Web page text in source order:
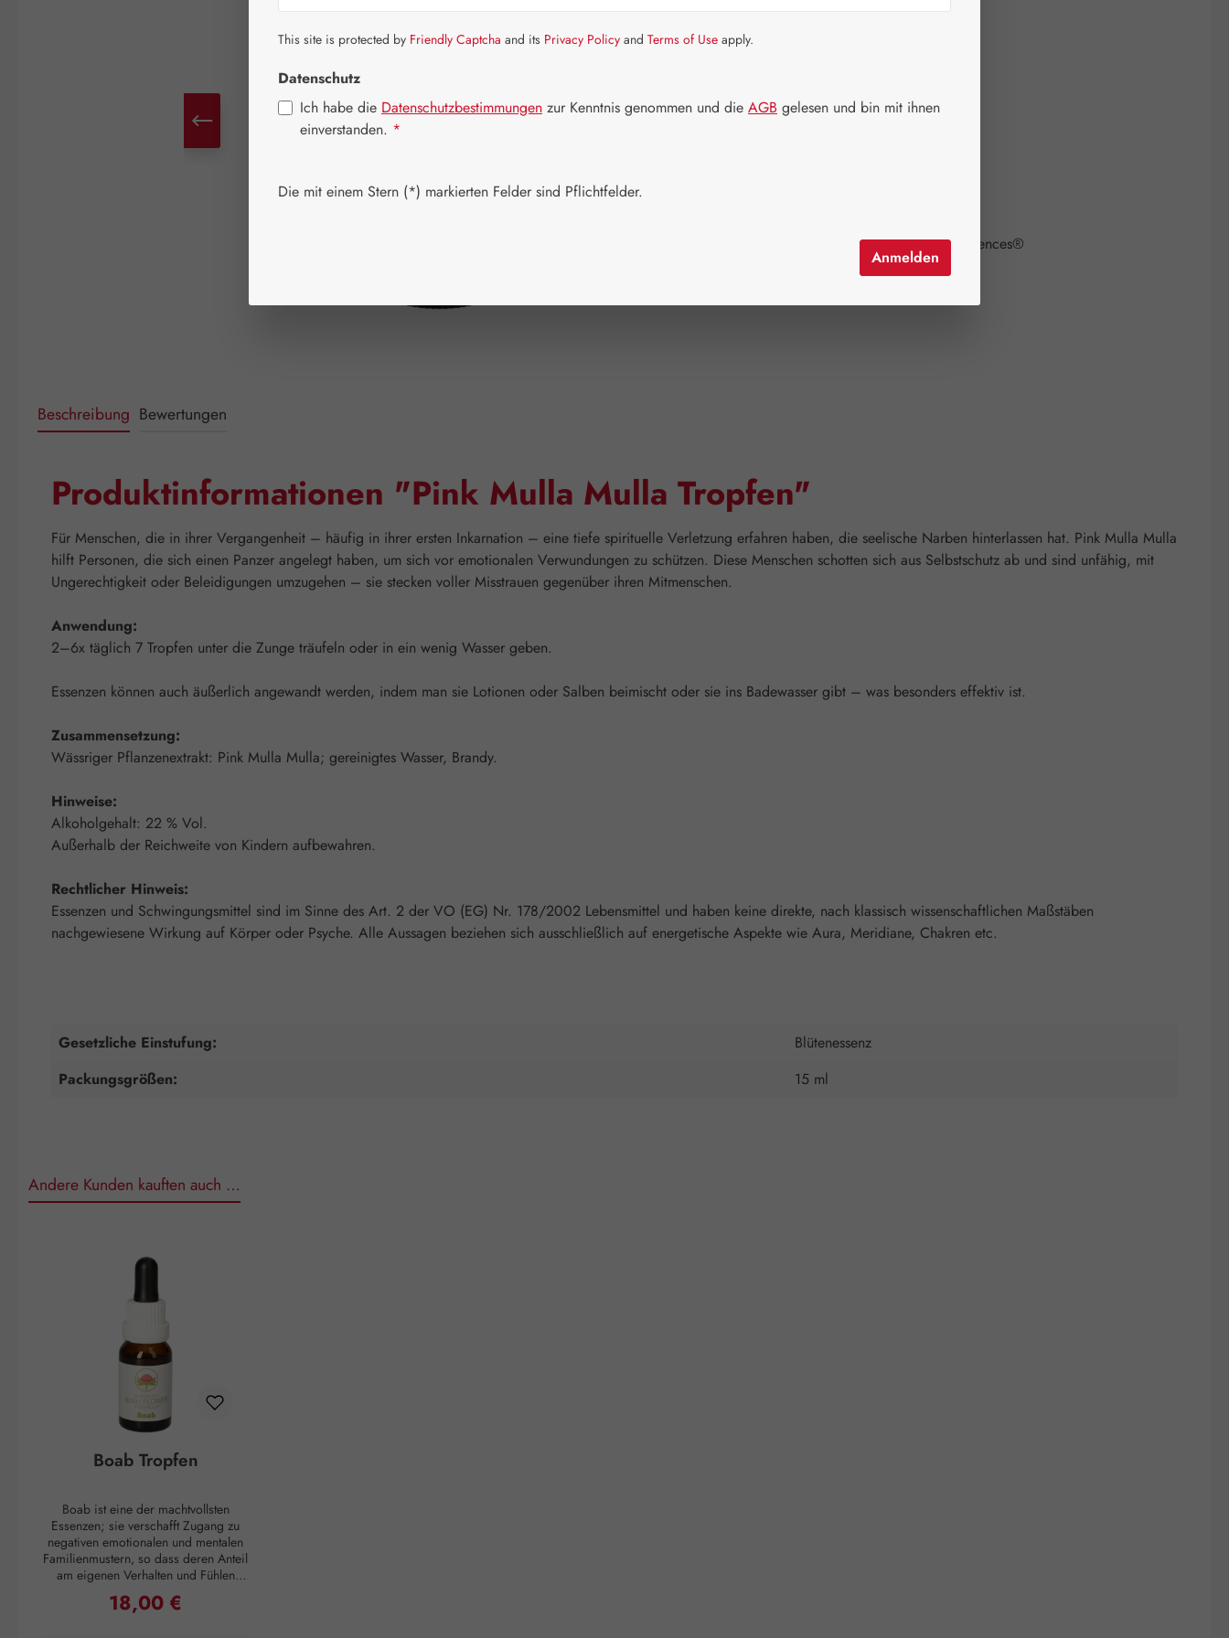
Bald wieder verfügbar!
Packungsgrößenauswählen
Australian Bush Flowers Essences®
9326922000982
Beschreibung Bewertungen
Produktinformationen "Pink Mulla Mulla Tropfen"
Für Menschen, die in ihrer Vergangenheit – häufig in ihrer ersten Inkarnation – eine tiefe spirituelle Verletzung erfahren haben, die seelische Narben hinterlassen hat. Pink Mulla Mulla
hilft Personen, die sich einen Panzer angelegt haben, um sich vor emotionalen Verwundungen zu schützen. Diese Menschen schotten sich aus Selbstschutz ab und sind unfähig, mit
Ungerechtigkeit oder Beleidigungen umzugehen – sie stecken voller Misstrauen gegenüber ihren Mitmenschen.
Anwendung:
2–6x täglich 7 Tropfen unter die Zunge träufeln oder in ein wenig Wasser geben.
Essenzen können auch äußerlich angewandt werden, indem man sie Lotionen oder Salben beimischt oder sie ins Badewasser gibt – was besonders effektiv ist.
Zusammensetzung:
Wässriger Pflanzenextrakt: Pink Mulla Mulla; gereinigtes Wasser, Brandy.
Hinweise:
Alkoholgehalt: 22 % Vol.
Außerhalb der Reichweite von Kindern aufbewahren.
Rechtlicher Hinweis:
Essenzen und Schwingungsmittel sind im Sinne des Art. 2 der VO (EG) Nr. 178/2002 Lebensmittel und haben keine direkte, nach klassisch wissenschaftlichen Maßstäben
nachgewiesene Wirkung auf Körper oder Psyche. Alle Aussagen beziehen sich ausschließlich auf energetische Aspekte wie Aura, Meridiane, Chakren etc.
Gesetzliche Einstufung:
Blütenessenz
Packungsgrößen:
15 ml
Andere Kunden kauften auch …
Boab Tropfen
Boab ist eine der machtvollsten
Essenzen; sie verschafft Zugang zu
negativen emotionalen und mentalen
Familienmustern, so dass deren Anteil
am eigenen Verhalten und Fühlen
deutlich wird. Solche Muster mitsamt
allen damit zusammenhängender
Regulärer Preis:
18,00 €
This site is protected by Friendly Captcha and its Privacy Policy and Terms of Use apply.
Datenschutz
Ich habe die Datenschutzbestimmungen zur Kenntnis genommen und die AGB gelesen und bin mit ihnen
einverstanden. *
Die mit einem Stern (*) markierten Felder sind Pflichtfelder.
Anmelden